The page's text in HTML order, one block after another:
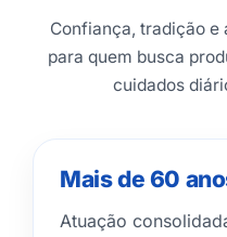
Confiança, tradição
para quem busca
cuidados
Mais de 60
Atuação